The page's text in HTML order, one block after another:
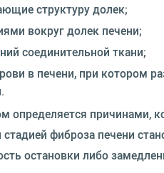
структуру долек;
вокруг долек печени;
соединительной ткани;
в печени, при котором
определяется
фиброза печени
остановки либо